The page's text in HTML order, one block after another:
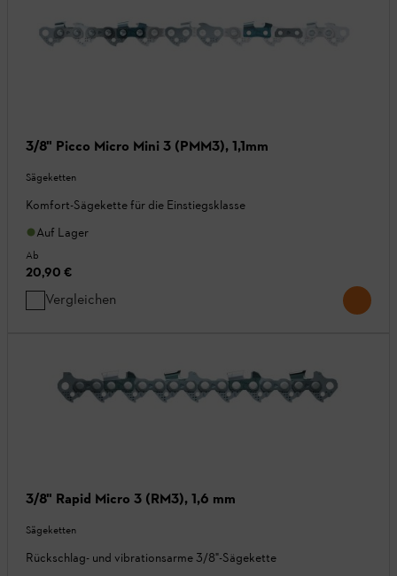
3/8" Picco Micro Mini 3 (PMM3), 1,1mm
Sägeketten
Komfort-Sägekette für die Einstiegsklasse
Auf Lager
Ab
20,90 €
Vergleichen
3/8" Rapid Micro 3 (RM3), 1,6 mm
Sägeketten
Rückschlag- und vibrationsarme 3/8"-Sägekette